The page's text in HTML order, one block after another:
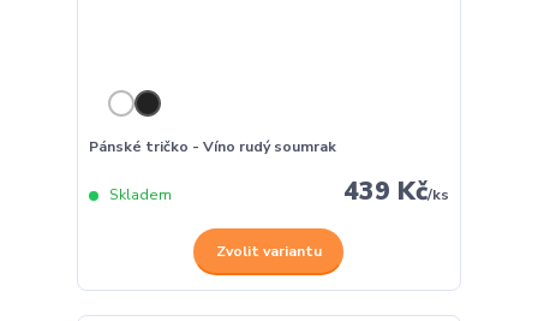
Pánské tričko - Víno rudý soumrak
439 Kč/ks
Skladem
Zvolit variantu